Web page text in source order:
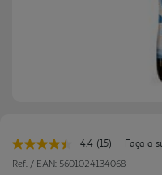
4.4 Leu
15
(15)
Faça a
Ref. / EAN: 5601024134068